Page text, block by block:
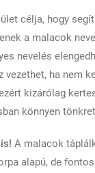
célja, hogy
a malacok
nevelés
vezethet, ha nem
kizárólag
könnyen
A malacok
alapú, de